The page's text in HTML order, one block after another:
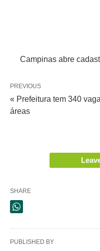
Campinas abre
PREVIOUS
« Prefeitura tem 340
áreas
SHARE
PUBLISHED BY